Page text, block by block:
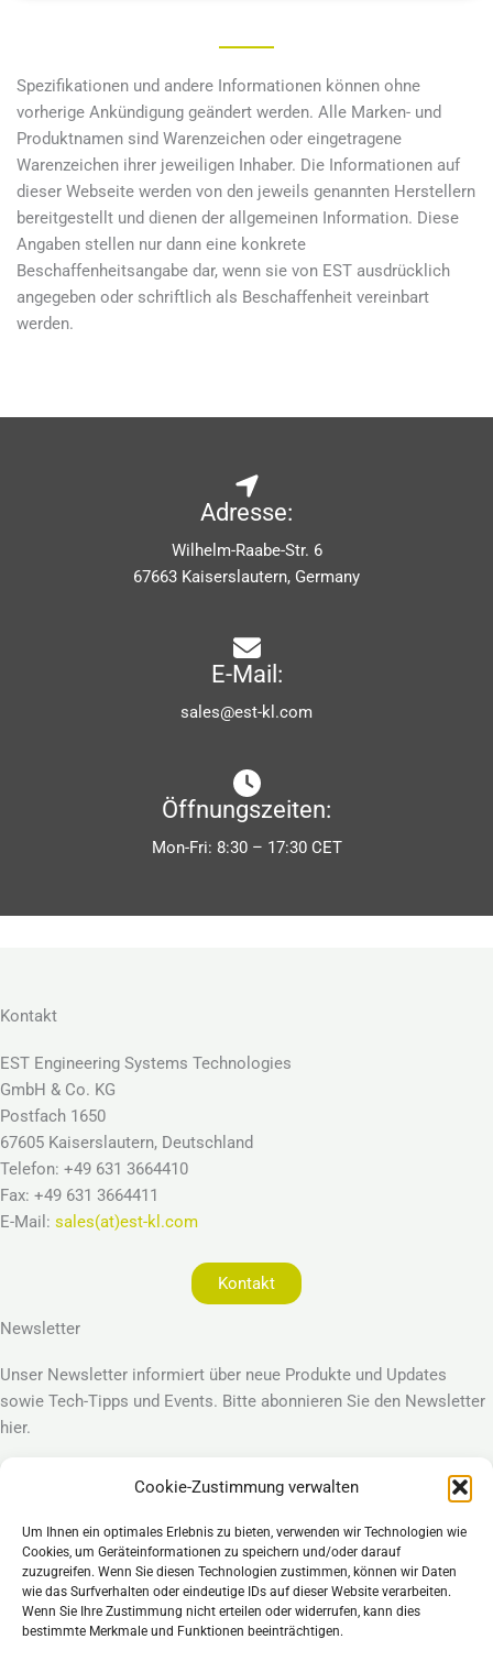
Cookie-Zustimmung verwalten
Um Ihnen ein optimales Erlebnis zu bieten, verwenden wir Technologien wie
Cookies, um Geräteinformationen zu speichern und/oder darauf
zuzugreifen. Wenn Sie diesen Technologien zustimmen, können wir Daten
wie das Surfverhalten oder eindeutige IDs auf dieser Website verarbeiten.
Wenn Sie Ihre Zustimmung nicht erteilen oder widerrufen, kann dies
bestimmte Merkmale und Funktionen beeinträchtigen.
Spezifikationen und andere Informationen können ohne
vorherige Ankündigung geändert werden. Alle Marken- und
Produktnamen sind Warenzeichen oder eingetragene
Warenzeichen ihrer jeweiligen Inhaber. Die Informationen auf
dieser Webseite werden von den jeweils genannten Herstellern
bereitgestellt und dienen der allgemeinen Information. Diese
Angaben stellen nur dann eine konkrete
Beschaffenheitsangabe dar, wenn sie von EST ausdrücklich
angegeben oder schriftlich als Beschaffenheit vereinbart
werden.
Adresse:
Wilhelm-Raabe-Str. 6
67663 Kaiserslautern, Germany
E-Mail:
sales@est-kl.com
Öffnungszeiten:
Mon-Fri: 8:30 – 17:30 CET
Kontakt
EST Engineering Systems Technologies
GmbH & Co. KG
Postfach 1650
67605 Kaiserslautern, Deutschland
Telefon: +49 631 3664410
Fax: +49 631 3664411
E-Mail: sales(at)est-kl.com
Kontakt
Newsletter
Unser Newsletter informiert über neue Produkte und Updates
sowie Tech-Tipps und Events. Bitte abonnieren Sie den Newsletter
hier.
Anmelden
Legal
Impressum
Datenschutzerklärung
Cookie Richtlinie (EU)